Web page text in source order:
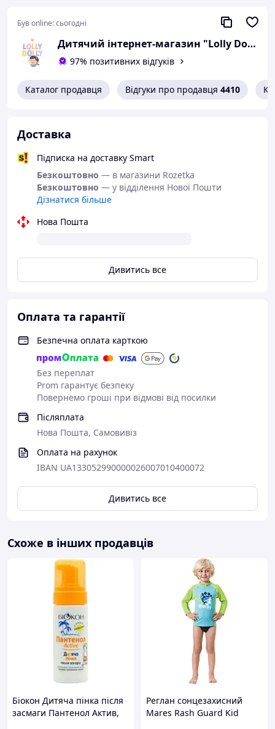
шкіри дитини, зменшуючи при цьому: вплив
сонцезахисного засобу на екосистему гавайського
коралового рифу, а також вплив упаковки на планету –
упаковка на 50% з переробленого пластику.
Високоефективний захист
Нова формула SPF 50+ з потрійним
гарантує вберегти шкіру від UVA, UVB та
інфрачервоних (ІЧ) променів. Міститьемульгатори
Протестовано педіатрами
Пройшло дерматологічні випробування на чутливій
Водостійкий
Був online:сьогодні
Дитячий інтернет-магазин "Lolly Dolly"
97% позитивних відгуків
Каталог продавця Відгуки про продавця 4410
Доставка
Підписка на доставку Smart
Безкоштовно — в магазини Rozetka
Безкоштовно — у відділення Нової Пошти
Дізнатися більше
Нова Пошта
Дивитись все
Оплата та гарантії
Безпечна оплата карткою
Без переплат
Prom гарантує безпеку
Повернемо гроші при відмові від посилки
Післяплата
Нова Пошта, Самовивіз
Оплата на рахунок
IBAN UA133052990000026007010400072
Дивитись все
Схоже в інших продавців
Біокон Дитяча пінка після
засмаги Пантенол Актив,
Реглан сонцезахисний
Mares Rash Guard Kid